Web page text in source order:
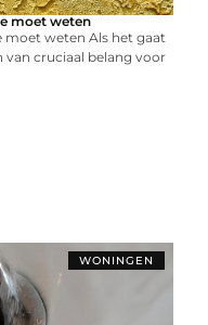
moet weten
moet weten Als het gaat
van cruciaal belang voor
WONINGEN